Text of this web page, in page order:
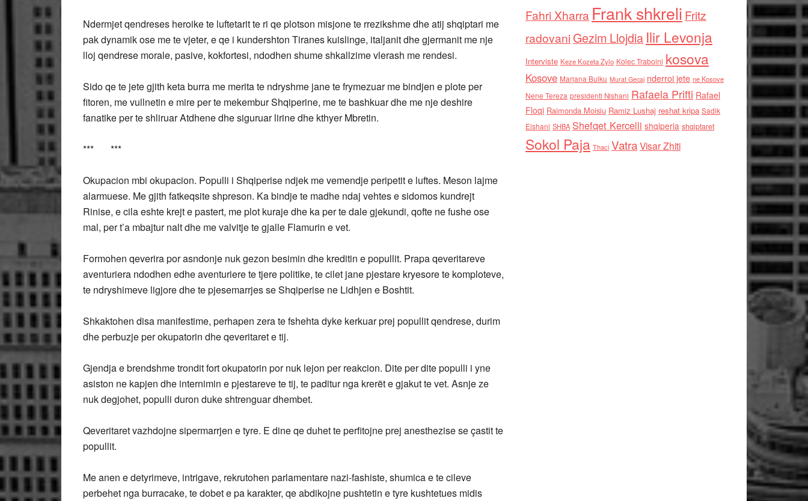
Ndermjet qendreses heroike te luftetarit te ri qe plotson misjone te rrezikshme dhe atij shqiptari me
pak dynamik ose me te vjeter, e qe i kundershton Tiranes kuislinge, italjanit dhe gjermanit me nje
lloj qendrese morale, pasive, kokfortesi, ndodhen shume shkallzime vlerash me rendesi.
Sido qe te jete gjith keta burra me merita te ndryshme jane te frymezuar me bindjen e plote per
fitoren, me vullnetin e mire per te mekembur Shqiperine, me te bashkuar dhe me nje deshire
fanatike per te shliruar Atdhene dhe siguruar lirine dhe kthyer Mbretin.
*** ***
Okupacion mbi okupacion. Populli i Shqiperise ndjek me vemendje peripetit e luftes. Meson lajme
alarmuese. Me gjith fatkeqsite shpreson. Ka bindje te madhe ndaj vehtes e sidomos kundrejt
Rinise, e cila eshte krejt e pastert, me plot kuraje dhe ka per te dale gjekundi, qofte ne fushe ose
mal, per t’a mbajtur nalt dhe me valvitje te gjalle Flamurin e vet.
Formohen qeverira por asndonje nuk gezon besimin dhe kreditin e popullit. Prapa qeveritareve
aventuriera ndodhen edhe aventuriere te tjere politike, te cilet jane pjestare kryesore te komploteve,
te ndryshimeve ligjore dhe te pjesemarrjes se Shqiperise ne Lidhjen e Boshtit.
Shkaktohen disa manifestime, perhapen zera te fshehta dyke kerkuar prej popullit qendrese, durim
dhe perbuzje per okupatorin dhe qeveritaret e tij.
Gjendja e brendshme trondit fort okupatorin por nuk lejon per reakcion. Dite per dite populli i yne
asiston ne kapjen dhe internimin e pjestareve te tij, te paditur nga krerët e gjakut te vet. Asnje ze
nuk degjohet, populli duron duke shtrenguar dhembet.
Qeveritaret vazhdojne sipermarrjen e tyre. E dine qe duhet te perfitojne prej anesthezise se çastit te
popullit.
Me anen e detyrimeve, intrigave, rekrutohen parlamentare nazi-fashiste, shumica e te cileve
perbehet nga burracake, te dobet e pa karakter, qe abdikojne pushtetin e tyre kushtetues midis
Fahri Xharra Frank shkreli Fritz
radovaniGezim Llojdia Ilir Levonja
Interviste Keze Kozeta Zylo Kolec Traboini kosova
Kosove Marjana Bulku Murat Gecaj nderroi jete ne Kosove
Nene Tereza presidenti Nishani Rafaela Prifti Rafael
Floqi Raimonda Moisiu Ramiz Lushaj reshat kripa Sadik
Elshani SHBA Shefqet Kercelli shqiperia shqiptaret
Sokol Paja Thaci VatraVisar Zhiti